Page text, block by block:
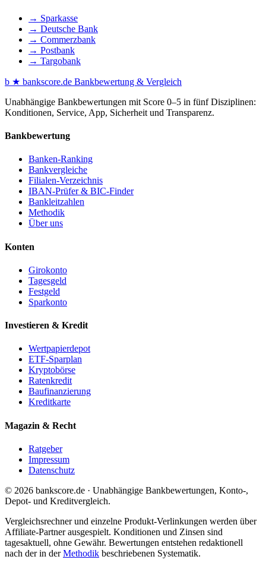
→ Sparkasse
→ Deutsche Bank
→ Commerzbank
→ Postbank
→ Targobank
b ★ bankscore.de Bankbewertung & Vergleich
Unabhängige Bankbewertungen mit Score 0–5 in fünf Disziplinen:
Konditionen, Service, App, Sicherheit und Transparenz.
Bankbewertung
Banken-Ranking
Bankvergleiche
Filialen-Verzeichnis
IBAN-Prüfer & BIC-Finder
Bankleitzahlen
Methodik
Über uns
Konten
Girokonto
Tagesgeld
Festgeld
Sparkonto
Investieren & Kredit
Wertpapierdepot
ETF-Sparplan
Kryptobörse
Ratenkredit
Baufinanzierung
Kreditkarte
Magazin & Recht
Ratgeber
Impressum
Datenschutz
© 2026 bankscore.de · Unabhängige Bankbewertungen, Konto-,
Depot- und Kreditvergleich.
Vergleichsrechner und einzelne Produkt-Verlinkungen werden über
Affiliate-Partner ausgespielt. Konditionen und Zinsen sind
tagesaktuell, ohne Gewähr. Bewertungen entstehen redaktionell
nach der in derMethodik beschriebenen Systematik.